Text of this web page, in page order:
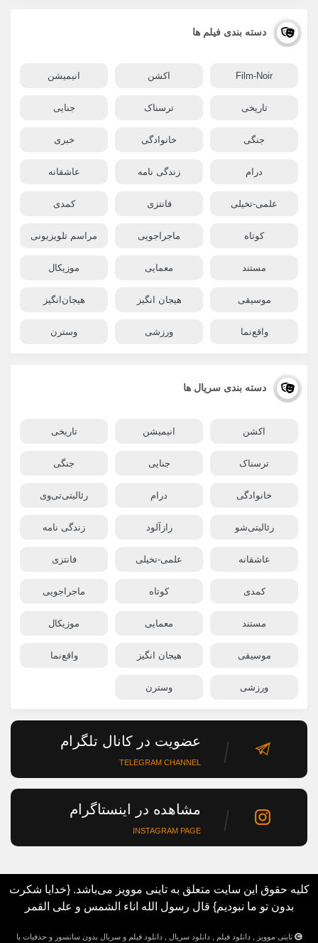
دسته بندی فیلم ها
Film-Noir اکشن انیمیشن
تاریخی ترسناک جنایی
جنگی خانوادگی خبری
درام زندگی نامه عاشقانه
علمی-تخیلی فانتزی کمدی
کوتاه ماجراجویی مراسم تلویزیونی
مستند معمایی موزیکال
موسیقی هیجان انگیز هیجان‌انگیز
واقع‌نما ورزشی وسترن
دسته بندی سریال ها
اکشن انیمیشن تاریخی
ترسناک جنایی جنگی
خانوادگی درام رئالیتی‌تی‌وی
رئالیتی‌شو رازآلود زندگی نامه
عاشقانه علمی-تخیلی فانتزی
کمدی کوتاه ماجراجویی
مستند معمایی موزیکال
موسیقی هیجان انگیز واقع‌نما
ورزشی وسترن
عضویت در کانال تلگرام
TELEGRAM CHANNEL
مشاهده در اینستاگرام
INSTAGRAM PAGE
کلیه حقوق این سایت متعلق به تاینی موویز می‌باشد. {خدایا شکرت
بدون تو ما نبودیم} قال رسول الله اناء الشمس و علی القمر
تاینی موویز , دانلود فیلم , دانلود سریال , دانلود فیلم و سریال بدون سانسور و حذفیات با